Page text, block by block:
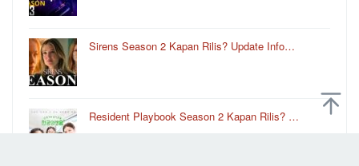
Sirens Season 2 Kapan Rilis? Update Info…
Resident Playbook Season 2 Kapan Rilis? …